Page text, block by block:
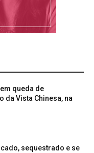
queda de
da Vista Chinesa, na
sequestrado e se